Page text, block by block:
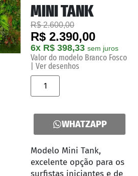
MINI TANK
R$ 2.600,00
R$ 2.390,00
6x R$ 398,33 sem juros
Valor do modelo Branco Fosco
| Ver desenhos
WHATZAPP
Modelo Mini Tank,
excelente opção para os
surfistas iniciantes e de